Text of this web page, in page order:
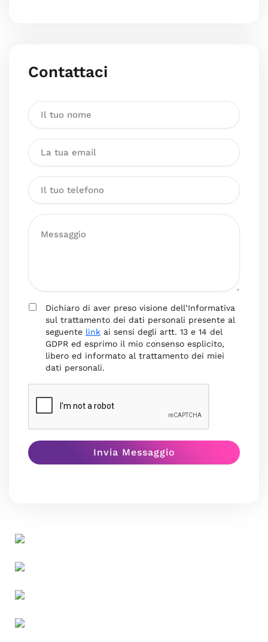
Contattaci
Dichiaro di aver preso visione dell’Informativa
sul trattamento dei dati personali presente al
seguente link ai sensi degli artt. 13 e 14 del
GDPR ed esprimo il mio consenso esplicito,
libero ed informato al trattamento dei miei
dati personali.